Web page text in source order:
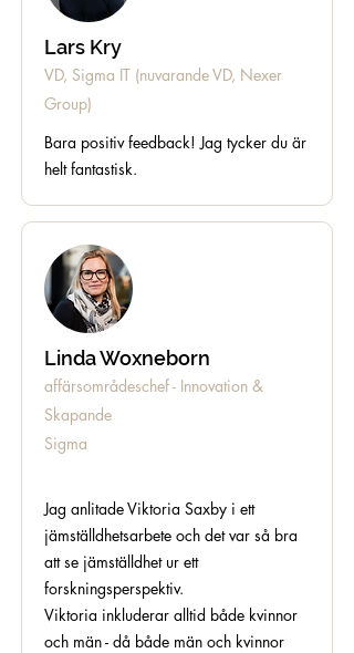
Lars Kry
VD, Sigma IT (nuvarande VD, Nexer
Group)
Bara positiv feedback! Jag tycker du är
helt fantastisk.
Linda Woxneborn
affärsområdeschef - Innovation &
Skapande
Sigma
Jag anlitade Viktoria Saxby i ett
jämställdhetsarbete och det var så bra
att se jämställdhet ur ett
forskningsperspektiv.
Viktoria inkluderar alltid både kvinnor
och män - då både män och kvinnor